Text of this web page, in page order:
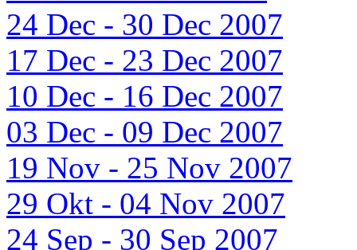
24 Dec - 30 Dec 2007
17 Dec - 23 Dec 2007
10 Dec - 16 Dec 2007
03 Dec - 09 Dec 2007
19 Nov - 25 Nov 2007
29 Okt - 04 Nov 2007
24 Sep - 30 Sep 2007